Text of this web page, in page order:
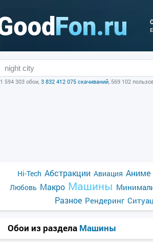
1 594 303 обои, 3 832 412 075 скачиваний, 569 102
Hi-Tech Абстракции Авиация Аниме
Любовь Макро Машины
Разное Рендеринг
Обои из раздела Машины